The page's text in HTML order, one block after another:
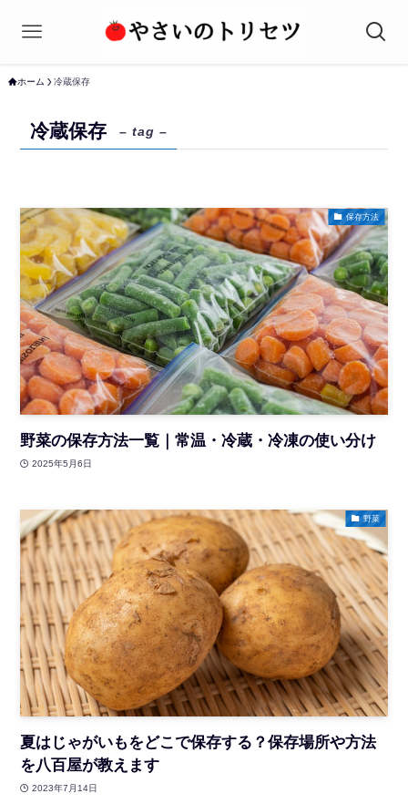
ホーム 冷蔵保存
冷蔵保存 – tag –
保存方法
野菜の保存方法一覧｜常温・冷蔵・冷凍の使い分け
2025年5月6日
野菜
夏はじゃがいもをどこで保存する？保存場所や方法
を八百屋が教えます
2023年7月14日